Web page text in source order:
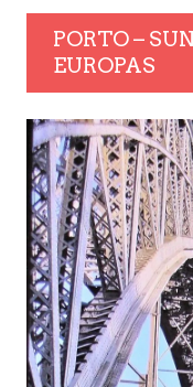
PORTO –
EUROPAS